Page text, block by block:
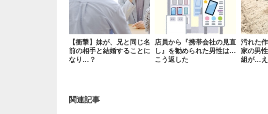
【衝撃】妹が、兄と同じ名
前の相手と結婚することに
なり…？
店員から『携帯会社の見直
し』を勧められた男性は…
こう返した
汚れた
家の男
組が…
関連記事